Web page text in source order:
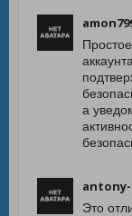
а
antony-
Это